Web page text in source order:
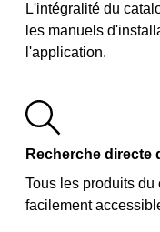
L'intégralité du
les manuels
l'application.
Recherche directe
Tous les produits
facilement